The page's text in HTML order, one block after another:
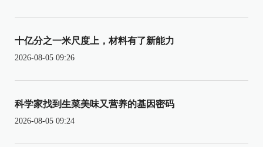
十亿分之一米尺度上，材料有了新能力
2026-08-05 09:26
科学家找到生菜美味又营养的基因密码
2026-08-05 09:24